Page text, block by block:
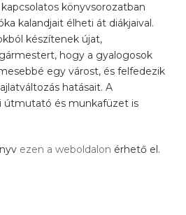
könyvsorozatban
kalandjait élheti át diákjaival.
készítenek újat,
hogy a gyalogosok
egy várost, és felfedezik
hatásait. A
útmutató és munkafüzet is
ezen a weboldalon érhető el.